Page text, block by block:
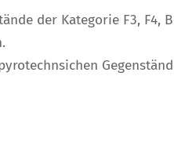
der Kategorie F3, F4,